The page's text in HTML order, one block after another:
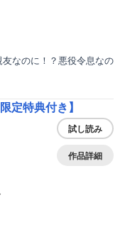
なのに！？悪役令息なの
定特典付き】
試し読み
作品詳細